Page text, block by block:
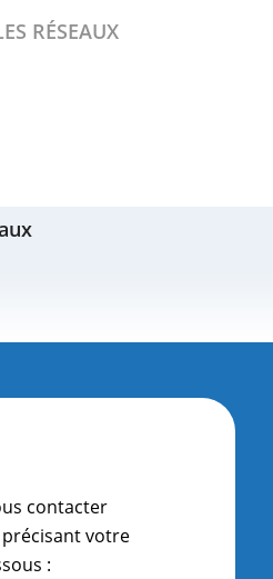
RÉSEAUX
contacter
votre
: